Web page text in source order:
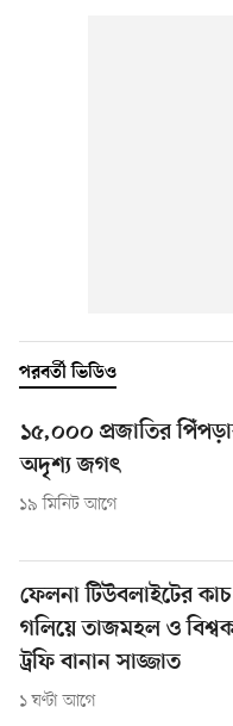
পরবর্তী ভিডিও
১৫,০০০ প্রজাতির
অদৃশ্য জগৎ
১৯ মিনিট আগে
ফেলনা টিউবলাইটের কাচ
গলিয়ে তাজমহল ও
ট্রফি বানান সাজ্জাত
১ ঘণ্টা আগে